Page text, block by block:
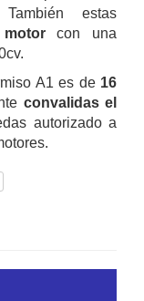
estas
con una
A1 es de 16
convalidas el
autorizado a